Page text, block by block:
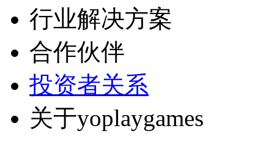
行业解决方案
合作伙伴
投资者关系
关于yoplaygames